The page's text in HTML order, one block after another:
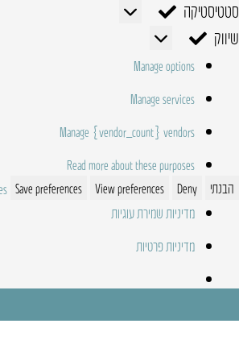
סטטיסטיקה
סטטיסטיקה
שיווק
שיווק
Manage options
Manage services
Manage {vendor_count} vendors
Read more about these purposes
הבנתי
Deny
View preferences
Save preferences
מדיניות שמירת עוגיות
מדיניות פרטיות